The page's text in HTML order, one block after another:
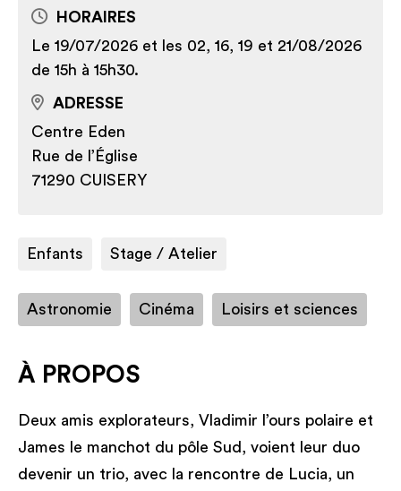
HORAIRES
Le 19/07/2026 et les 02, 16, 19 et 21/08/2026
de 15h à 15h30.
ADRESSE
Centre Eden
Rue de l’Église
71290 CUISERY
Enfants Stage / Atelier
Astronomie Cinéma Loisirs et sciences
À PROPOS
Deux amis explorateurs, Vladimir l’ours polaire et
James le manchot du pôle Sud, voient leur duo
devenir un trio, avec la rencontre de Lucia, un